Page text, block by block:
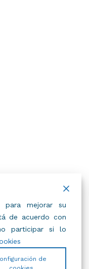
mejorar su
de acuerdo con
participar si lo
de